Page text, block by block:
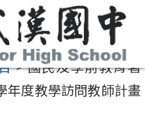
>國民及學前教育署
年度教學訪問教師計畫